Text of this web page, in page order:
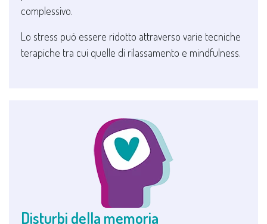
complessivo.
Lo stress può essere ridotto attraverso varie tecniche
terapiche tra cui quelle di rilassamento e mindfulness.
Disturbi della memoria